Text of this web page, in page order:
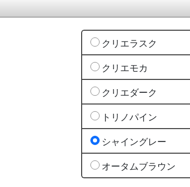
クリエラスク
クリエモカ
クリエダーク
トリノパイン
シャイングレー
オータムブラウン